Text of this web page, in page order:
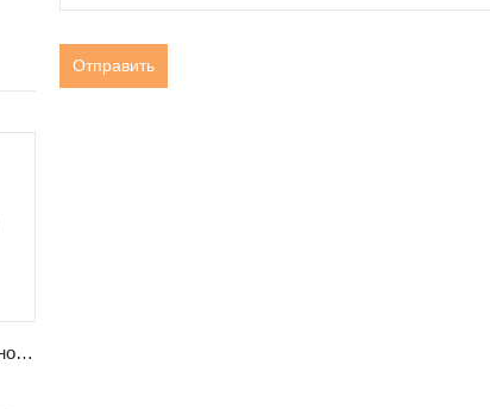
Пенал на высоких ножках FASTEBO T02